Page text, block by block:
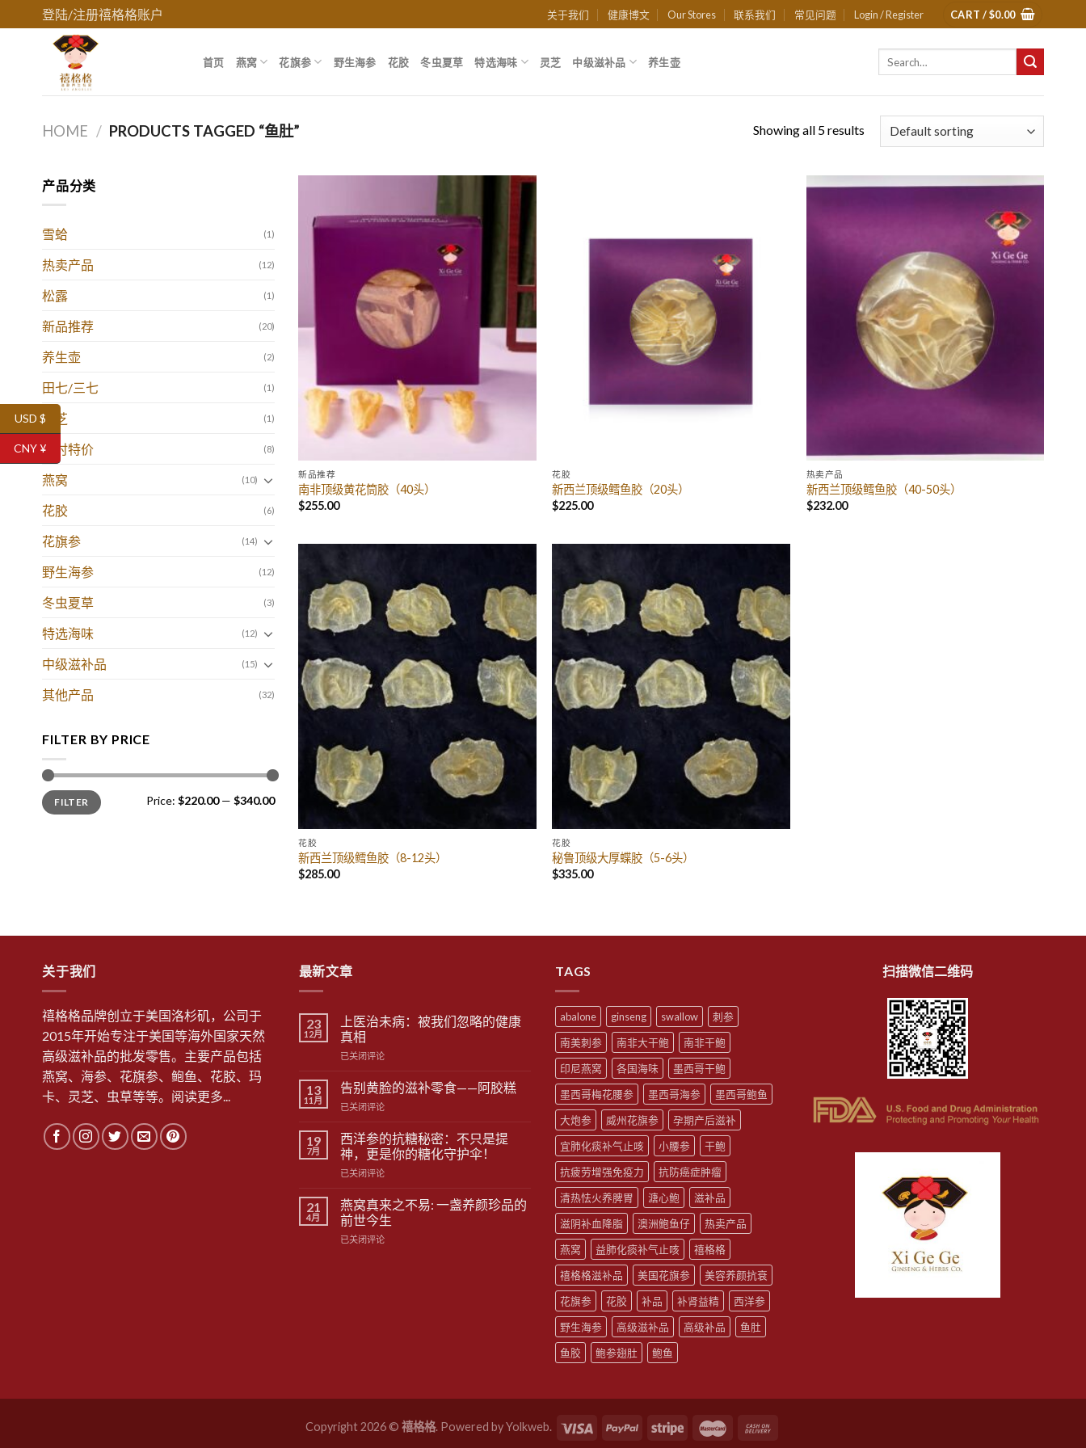
to
登陆/注册禧格格账户 关于我们 健康博文 Our Stores 联系我们 常见问题 Login / Register CART /$0.00
首页 燕窝 花旗参 野生海参 花胶 冬虫夏草 特选海味 灵芝 中级滋补品 养生壶
HOME / PRODUCTS TAGGED “鱼肚” Showing all 5 results
产品分类
雪蛤 (1)
热卖产品 (12)
松露 (1)
新品推荐 (20)
养生壶 (2)
田七/三七 (1)
灵芝 (1)
限时特价 (8)
燕窝 (10)
花胶 (6)
花旗参 (14)
野生海参 (12)
冬虫夏草 (3)
特选海味 (12)
中级滋补品 (15)
其他产品 (32)
FILTER BY PRICE
FILTER Price: $220.00— $340.00
新品推荐
南非顶级黄花筒胶（40头）
$255.00
花胶
新西兰顶级鳕鱼胶（20头）
$225.00
Add to
Wishlist
热卖产品
新西兰顶级鳕鱼胶（40-50头）
$232.00
Add to
Wishlist
花胶
新西兰顶级鳕鱼胶（8-12头）
$285.00
Add to
Wishlist
花胶
秘鲁顶级大厚蝶胶（5-6头）
$335.00
关于我们
禧格格品牌创立于美国洛杉矶，公司于
2015年开始专注于美国等海外国家天然
高级滋补品的批发零售。主要产品包括
燕窝、海参、花旗参、鲍鱼、花胶、玛
卡、灵芝、虫草等等。 阅读更多...
最新文章
23
12月
上医治未病：被我们忽略的健康
真相
上
治
未
病：
我
们
略
健
康
真
相
已关闭评论
13
11月
告别黄脸的滋补零食——阿胶糕
告
黄
脸
的
滋
零
食
——
阿
已关闭评论
19
7月
西洋参的抗糖秘密：不只是提
神，更是你的糖化守护伞！
西
参
的
抗
糖
守
已关闭评论
21
4月
燕窝真来之不易: 一盏养颜珍品的
前世今生
燕
前
已关闭评论
TAGS
abalone ginseng swallow
刺参
南美刺参
南非大干鲍
南非干鲍
印尼燕窝
各国海味
墨西哥干鲍
墨西哥梅花腰参
墨西哥海参
墨西哥鲍鱼
大炮参
威州花旗参
孕期产后滋补
宜肺化痰补气止咳
小腰参
干鲍
抗疲劳增强免疫力
抗防癌症肿瘤
清热怯火养脾胃
溏心鲍
滋补品
滋阴补血降脂
澳洲鲍鱼仔
热卖产品
燕窝
益肺化痰补气止咳
禧格格
禧格格滋补品
美国花旗参
美容养颜抗衰
花旗参
花胶 补品 补肾益精
西洋参
野生海参
高级滋补品 高级补品
鱼肚
鱼胶
鲍参翅肚 鲍鱼
扫描微信二维码
Copyright 2026 © 禧格格. Powered byYolkweb.
USD $
CNY ¥